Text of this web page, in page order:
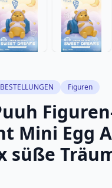
Figuren
Mini Egg
süße